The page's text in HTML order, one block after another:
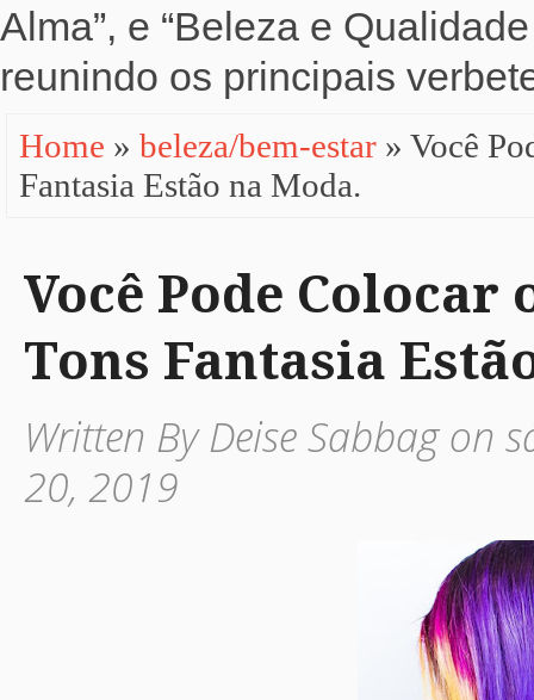
Alma”, e “Beleza e
reunindo os principais
Home » beleza/bem-estar » Você
Fantasia Estão na Moda.
Você Pode Colocar
Tons Fantasia
Written By Deise Sabbag
20, 2019